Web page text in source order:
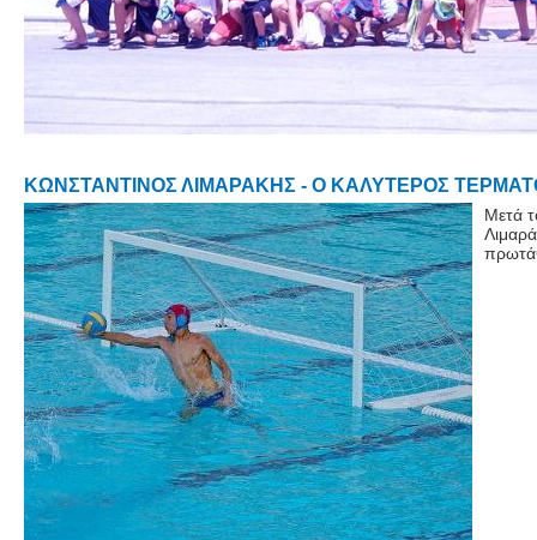
ΚΩΝΣΤΑΝΤΙΝΟΣ ΛΙΜΑΡΑΚΗΣ - Ο ΚΑΛΥΤΕΡΟΣ
Μετά